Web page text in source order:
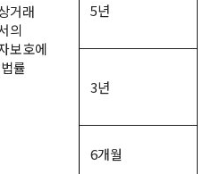
거래
의
보호에
률
5년
3년
6개월